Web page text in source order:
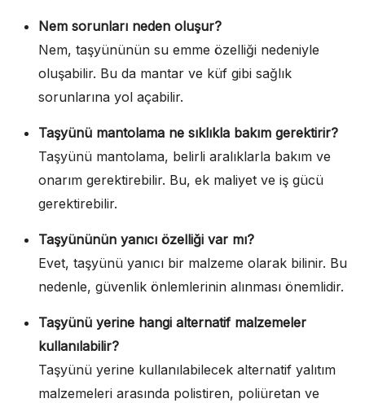
Nem sorunları neden oluşur?
Nem, taşyününün su emme özelliği nedeniyle
oluşabilir. Bu da mantar ve küf gibi sağlık
sorunlarına yol açabilir.
Taşyünü mantolama ne sıklıkla bakım gerektirir?
Taşyünü mantolama, belirli aralıklarla bakım ve
onarım gerektirebilir. Bu, ek maliyet ve iş gücü
gerektirebilir.
Taşyününün yanıcı özelliği var mı?
Evet, taşyünü yanıcı bir malzeme olarak bilinir. Bu
nedenle, güvenlik önlemlerinin alınması önemlidir.
Taşyünü yerine hangi alternatif malzemeler
kullanılabilir?
Taşyünü yerine kullanılabilecek alternatif yalıtım
malzemeleri arasında polistiren, poliüretan ve